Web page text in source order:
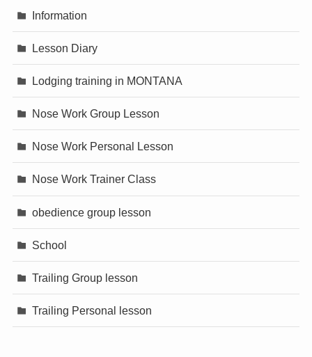
Information
Lesson Diary
Lodging training in MONTANA
Nose Work Group Lesson
Nose Work Personal Lesson
Nose Work Trainer Class
obedience group lesson
School
Trailing Group lesson
Trailing Personal lesson